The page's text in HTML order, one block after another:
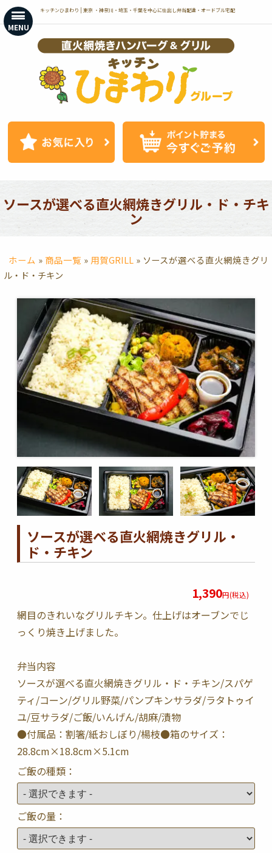
ン
テ
キッチンひまわり | 東京 ・神奈川・埼玉・千葉を中心に仕出し弁当配達・オードブル宅配
MENU
ソースが選べる直火網焼きグリル・ド・チキ
ン
ホーム » 商品一覧 » 用賀GRILL » ソースが選べる直火網焼きグリ
ル・ド・チキン
ソースが選べる直火網焼きグリル・
ド・チキン
1,390円(税込)
網目のきれいなグリルチキン。仕上げはオーブンでじ
っくり焼き上げました。
弁当内容
ソースが選べる直火網焼きグリル・ド・チキン/スパゲ
ティ/コーン/グリル野菜/パンプキンサラダ/ラタトゥイ
ユ/豆サラダ/ご飯/いんげん/胡麻/漬物
●付属品：割箸/紙おしぼり/楊枝●箱のサイズ：
28.8cm×18.8cm×5.1cm
ご飯の種類：
ご飯の量：